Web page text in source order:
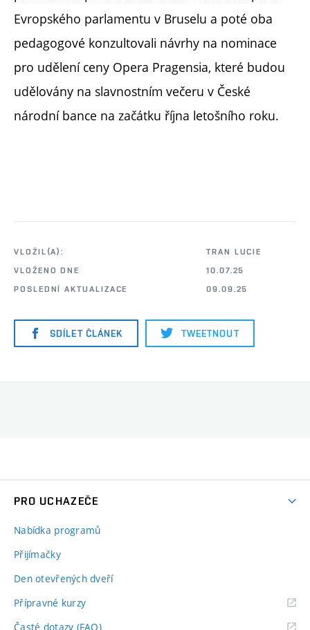
Evropského parlamentu v Bruselu a poté oba
pedagogové konzultovali návrhy na nominace
pro udělení ceny Opera Pragensia, které budou
udělovány na slavnostním večeru v České
národní bance na začátku října letošního roku.
VLOŽIL(A):
TRAN LUCIE
VLOŽENO DNE
10.07.25
POSLEDNÍ AKTUALIZACE
09.09.25
SDÍLET ČLÁNEK TWEETNOUT
PRO UCHAZEČE
Nabídka programů
Přijímačky
Den otevřených dveří
Přípravné kurzy
Časté dotazy (FAQ)